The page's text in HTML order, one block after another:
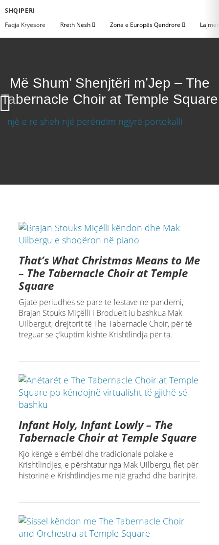
SHQIPERI
Faqja Kryesore
Rreth Nesh Zona e Europës Qendrore
Më Shum’ Shenjtëri m’Jep – The
Tabernacle Choir at Temple Square
That’s What Christmas Means to Me
– The Tabernacle Choir at Temple
Square
Gjatë periudhës së parë të festave në pandemi,
Brajan Stouks Miçëlli i Brodueit iu bashkua Mak
Uilbergut, drejtorit të The Tabernacle Choir, për të
treguar se ç’kuptim kishte Krishtlindja për ta.
Infant Holy, Infant Lowly – The
Tabernacle Choir at Temple Square
Kjo këngë e ëmbël dhe tradicionale polake e
Krishtlindjes, e përshtatur nga Mak Uilbergu, flet për
historinë e Krishtlindjes me një grazhd dhe barinjtë.